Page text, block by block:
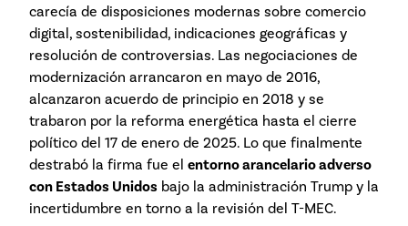
carecía de disposiciones modernas sobre comercio
digital, sostenibilidad, indicaciones geográficas y
resolución de controversias. Las negociaciones de
modernización arrancaron en mayo de 2016,
alcanzaron acuerdo de principio en 2018 y se
trabaron por la reforma energética hasta el cierre
político del 17 de enero de 2025. Lo que finalmente
destrabó la firma fue el entorno arancelario adverso
con Estados Unidos bajo la administración Trump y la
incertidumbre en torno a la revisión del T-MEC.